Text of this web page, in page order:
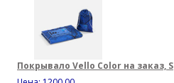
Покрывало Vello Color на заказ, S